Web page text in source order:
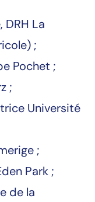
La
;
Pochet ;
;
Université
;
Park ;
de la